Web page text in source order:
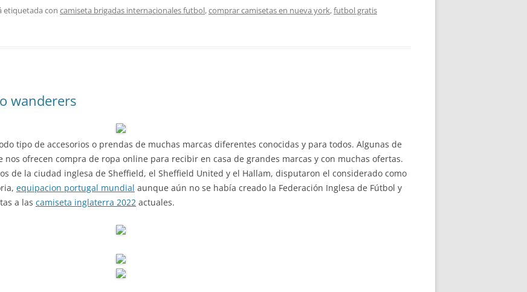
etiquetada con camiseta brigadas internacionales futbol,comprar camisetas en nueva york,futbol gratis
wanderers
tipo de accesorios o prendas de muchas marcas diferentes conocidas y para todos. Algunas de
nos ofrecen compra de ropa online para recibir en casa de grandes marcas y con muchas ofertas.
de la ciudad inglesa de Sheffield, el Sheffield United y el Hallam, disputaron el considerado como
equipacion portugal mundial aunque aún no se había creado la Federación Inglesa de Fútbol y
a las camiseta inglaterra 2022 actuales.